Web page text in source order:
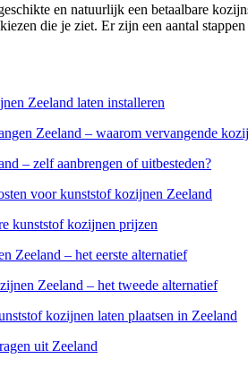
en natuurlijk een betaalbare
die je ziet. Er zijn een aantal
Zeeland laten installeren
Zeeland – waarom vervangende
– zelf aanbrengen of uitbesteden?
voor kunststof kozijnen Zeeland
kunststof kozijnen prijzen
Zeeland – het eerste alternatief
Zeeland – het tweede alternatief
kozijnen laten plaatsen in Zeeland
uit Zeeland